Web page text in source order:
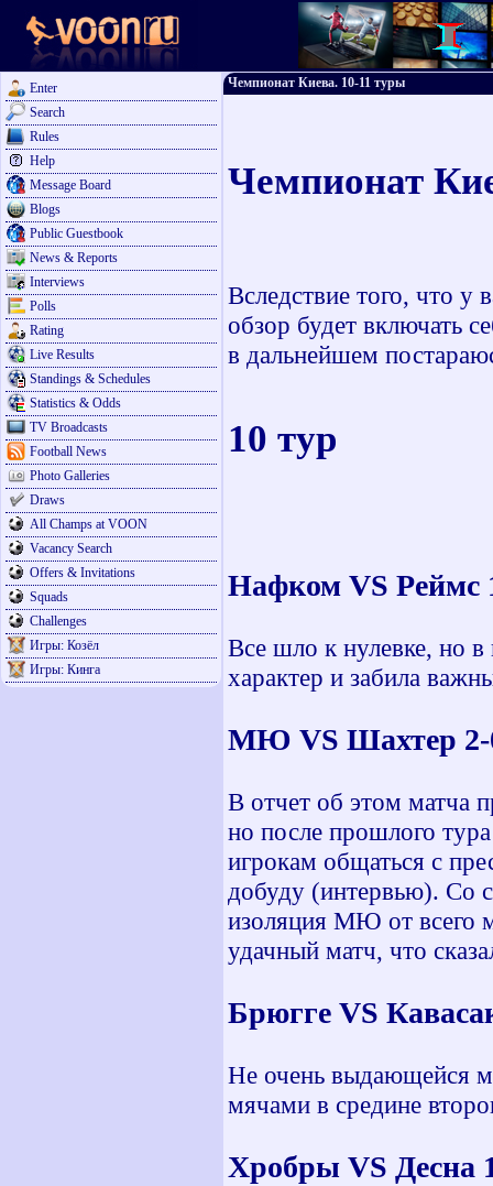
Enter
Search
Rules
Help
Message Board
Blogs
Public Guestbook
News & Reports
Interviews
Polls
Rating
Live Results
Standings & Schedules
Statistics & Odds
TV Broadcasts
Football News
Photo Galleries
Draws
All Champs at VOON
Vacancy Search
Offers & Invitations
Squads
Challenges
Игры: Козёл
Игры: Кинга
Чемпионат Киева. 10-11 туры
Чемпионат
Вследствие того, что у
обзор будет включать
в дальнейшем
10 тур
Нафком VS Реймс
Все шло к нулевке, но в
характер и забила
МЮ VS Шахтер 2-
В отчет об этом матча
но после прошлого тура
игрокам общаться с
добуду (интервью). Со
изоляция МЮ от всего
удачный матч, что
Брюгге VS
Не очень выдающейся
мячами в средине
Хробры VS Десна